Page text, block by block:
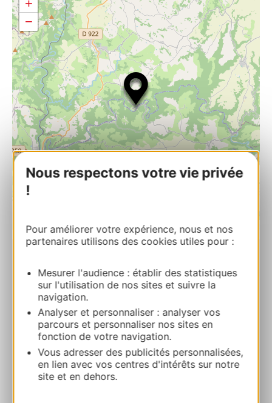
Nous respectons votre vie privée
!
Pour améliorer votre expérience, nous et nos
partenaires utilisons des cookies utiles pour :
Mesurer l'audience : établir des statistiques
sur l'utilisation de nos sites et suivre la
navigation.
Analyser et personnaliser : analyser vos
parcours et personnaliser nos sites en
fonction de votre navigation.
Vous adresser des publicités personnalisées,
en lien avec vos centres d'intérêts sur notre
site et en dehors.
+
−
| Map data © OpenStreetMap contributors
matériel
111 route du MoulinBar 12270 BOR-ET-BAR
Calcola il tuo percorso
+33616453901